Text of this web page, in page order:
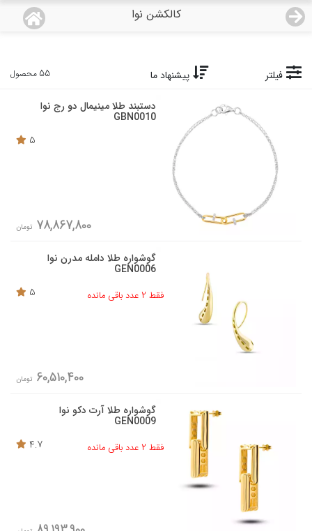
کالکشن نوا
منو
صفحه اصلی
دسته بندی محصولات
نمایندگی ها
مجله روبی
فیلتر پیشنهاد ما 55 محصول
دستبند طلا مینیمال دو رج نوا
GBN0010
5
78,867,800 تومان
گوشواره طلا دامله مدرن نوا
GEN0006
فقط 2 عدد باقی مانده
5
60,510,400 تومان
گوشواره طلا آرت دکو نوا
GEN0009
فقط 2 عدد باقی مانده
4.7